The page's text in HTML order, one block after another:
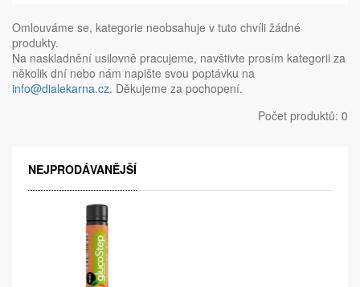
Omlouváme se, kategorie neobsahuje v tuto chvíli žádné
produkty.
Na naskladnění usilovně pracujeme, navštivte prosím kategorii za
několik dní nebo nám napište svou poptávku na
info@dialekarna.cz. Děkujeme za pochopení.
Počet produktů: 0
NEJPRODÁVANĚJŠÍ